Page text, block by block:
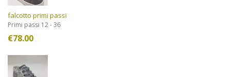
falcotto primi passi
Primi passi 12 - 36
€78.00